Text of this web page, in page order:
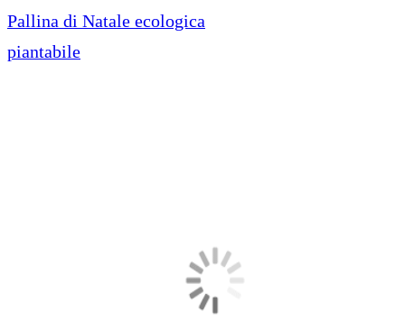
Pallina di Natale ecologica
piantabile